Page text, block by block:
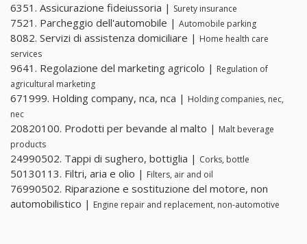
6351. Assicurazione fideiussoria | Surety insurance
7521. Parcheggio dell'automobile | Automobile parking
8082. Servizi di assistenza domiciliare | Home health care
services
9641. Regolazione del marketing agricolo | Regulation of
agricultural marketing
671999. Holding company, nca, nca | Holding companies, nec,
nec
20820100. Prodotti per bevande al malto | Malt beverage
products
24990502. Tappi di sughero, bottiglia | Corks, bottle
50130113. Filtri, aria e olio | Filters, air and oil
76990502. Riparazione e sostituzione del motore, non
automobilistico | Engine repair and replacement, non-automotive